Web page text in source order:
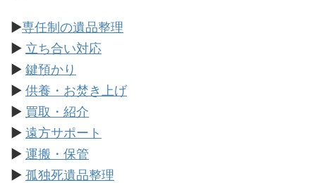
▶専任制の遺品整理
▶ 立ち合い対応
▶ 鍵預かり
▶ 供養・お焚き上げ
▶ 買取・紹介
▶ 遠方サポート
▶ 運搬・保管
▶ 孤独死遺品整理